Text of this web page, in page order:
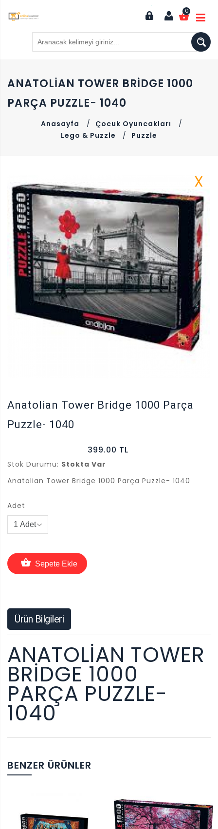
0
ANATOLIAN TOWER BRIDGE 1000
PARÇA PUZZLE- 1040
Anasayfa / Çocuk Oyuncakları
/
Lego & Puzzle
/ Puzzle
X
Anatolian Tower Bridge 1000 Parça
Puzzle- 1040
399.00 TL
Stok Durumu: Stokta Var
Anatolian Tower Bridge 1000 Parça Puzzle- 1040
Adet
Sepete Ekle
Ürün Bilgileri
ANATOLIAN TOWER
BRIDGE 1000
PARÇA PUZZLE-
1040
BENZER ÜRÜNLER